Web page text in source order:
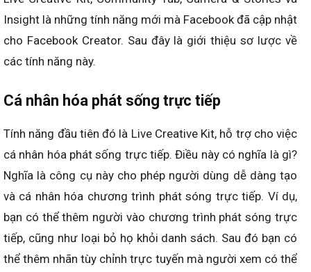
Insight là những tính năng mới mà Facebook đã cập nhật
cho Facebook Creator. Sau đây là giới thiệu sơ lược về
các tính năng này.
Cá nhân hóa phát sống trực tiếp
Tính năng đầu tiên đó là Live Creative Kit, hỗ trợ cho việc
cá nhân hóa phát sống trực tiếp. Điều này có nghĩa là gì?
Nghĩa là công cụ này cho phép người dùng dễ dàng tạo
và cá nhân hóa chương trình phát sóng trực tiếp. Ví dụ,
bạn có thể thêm người vào chương trình phát sóng trực
tiếp, cũng như loại bỏ họ khỏi danh sách. Sau đó bạn có
thể thêm nhãn tùy chỉnh trực tuyến mà người xem có thể